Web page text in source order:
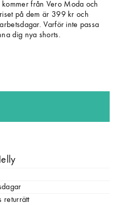
kommer från Vero Moda och
på dem är 399 kr och
Varför inte passa
dig nya shorts.
returrätt